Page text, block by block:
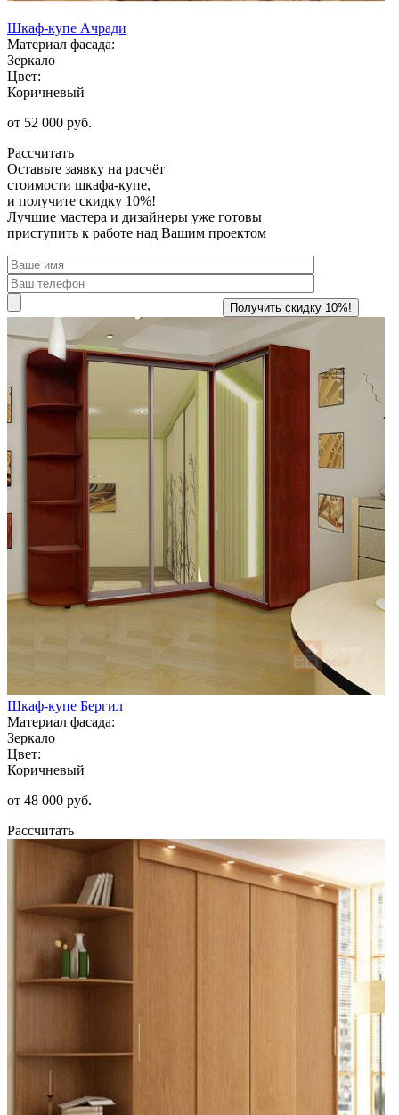
Шкаф-купе Ачради
Материал фасада:
Зеркало
Цвет:
Коричневый
от 52 000 руб.
Рассчитать
Оставьте заявку на расчёт
стоимости шкафа-купе,
и получите скидку 10%!
Лучшие мастера и дизайнеры уже готовы
приступить к работе над Вашим проектом
Шкаф-купе Бергил
Материал фасада:
Зеркало
Цвет:
Коричневый
от 48 000 руб.
Рассчитать